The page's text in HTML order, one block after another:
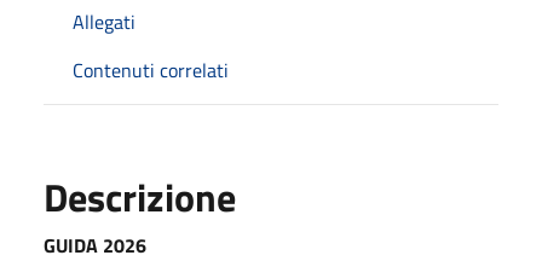
Allegati
Contenuti correlati
Descrizione
GUIDA 2026